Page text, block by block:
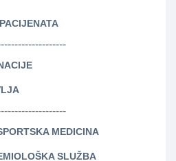
MEDICINA
SLUŽBA